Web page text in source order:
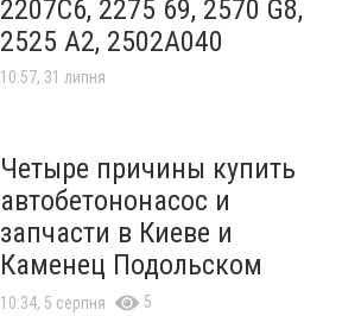
2207C6, 2275 69, 2570 G8,
2525 A2, 2502A040
10:57, 31 липня
Четыре причины купить
автобетононасос и
запчасти в Киеве и
Каменец Подольском
10:34, 5 серпня 5